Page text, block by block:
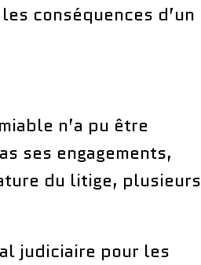
conséquences d’un
n’a pu être
ses engagements,
du litige, plusieurs
judiciaire pour les